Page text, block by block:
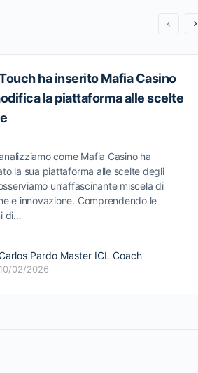
ha inserito Mafia Casino
la piattaforma alle scelte
come Mafia Casino ha
la sua piattaforma alle scelte degli
un’affascinante miscela di
e innovazione. Comprendendo le
di…
Pardo Master ICL Coach
10/02/2026